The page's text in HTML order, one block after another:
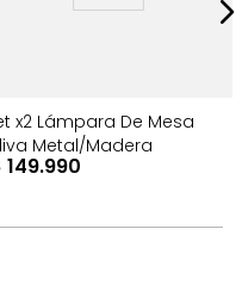
x2 Lámpara De Mesa
Metal/Madera
149.990